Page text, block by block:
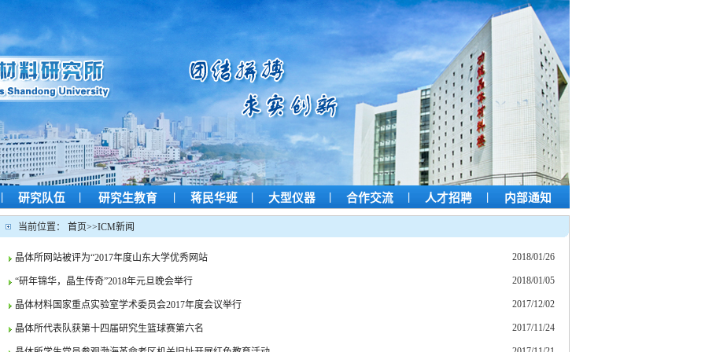
| 研究队伍 | 研究生教育 | 蒋民华班 | 大型仪器 | 合作交流 | 人才招聘 | 内部通知
当前位置： 首页>>ICM新闻
晶体所网站被评为“2017年度山东大学优秀网站 2018/01/26
“研年锦华，晶生传奇”2018年元旦晚会举行 2018/01/05
晶体材料国家重点实验室学术委员会2017年度会议举行 2017/12/02
晶体所代表队获第十四届研究生篮球赛第六名 2017/11/24